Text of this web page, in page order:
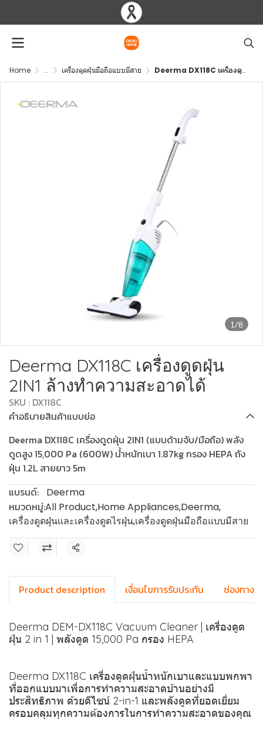
Home ... เครื่องดูดฝุ่นมือถือแบบมีสาย Deerma DX118C เครื่องดูดฝุ่น 2IN1 ล้างทำความสะอาดได้
1/8
Deerma DX118C เครื่องดูดฝุ่น
2IN1 ล้างทำความสะอาดได้
SKU : DX118C
คำอธิบายสินค้าแบบย่อ
Deerma DX118C เครื่องดูดฝุ่น 2IN1 (แบบด้ามจับ/มือถือ) พลัง
ดูดสูง 15,000 Pa (600W) น้ำหนักเบา 1.87kg กรอง HEPA ถัง
ฝุ่น 1.2L สายยาว 5m
แบรนด์:
Deerma
หมวดหมู่:All Product,Home Appliances,Deerma,
เครื่องดูดฝุ่นและเครื่องดูดไรฝุ่น,เครื่องดูดฝุ่นมือถือแบบมีสาย
แชร์
Product description เงื่อนไขการรับประกัน ช่องทางก
Deerma DEM-DX118C Vacuum Cleaner | เครื่องดูด
ฝุ่น 2 in 1 | พลังดูด 15,000 Pa กรอง HEPA
Deerma DX118C เครื่องดูดฝุ่นน้ำหนักเบาและแบบพกพา
ที่ออกแบบมาเพื่อการทำความสะอาดบ้านอย่างมี
ประสิทธิภาพ ด้วยดีไซน์ 2-in-1 และพลังดูดที่ยอดเยี่ยม
ครอบคลุมทุกความต้องการในการทำความสะอาดของคุณ